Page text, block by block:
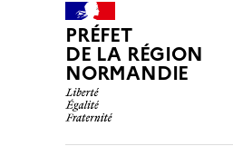
PRÉFET
DE LA RÉGION
NORMANDIE